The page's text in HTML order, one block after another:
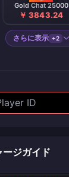
Gold Chat 25000
￥ 3843.24
さらに表示 +2
ジガイド